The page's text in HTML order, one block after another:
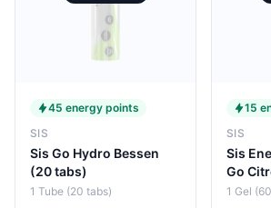
45 energy points
SIS
Sis Go Hydro Bessen
(20 tabs)
1 Tube (20 tabs)
15
SIS
Sis
Go
1 Gel